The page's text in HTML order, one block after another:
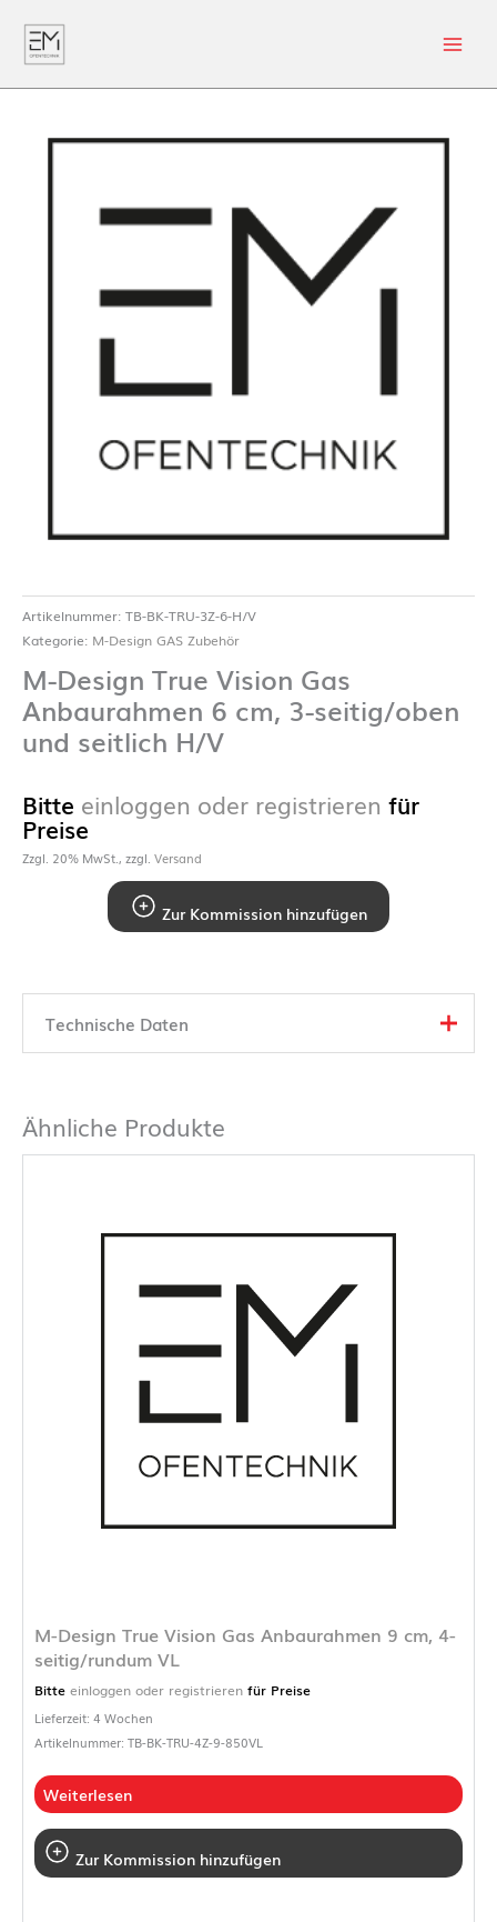
Artikelnummer: TB-BK-TRU-3Z-6-H/V
Kategorie: M-Design GAS Zubehör
M-Design True Vision Gas
Anbaurahmen 6 cm, 3-seitig/oben
und seitlich H/V
Bitte einloggen oder registrieren für
Preise
Zzgl. 20% MwSt., zzgl. Versand
Zur Kommission hinzufügen
Technische Daten
Ähnliche Produkte
M-Design True Vision Gas Anbaurahmen 9 cm, 4-
seitig/rundum VL
Bitte einloggen oder registrieren für Preise
Lieferzeit: 4 Wochen
Artikelnummer: TB-BK-TRU-4Z-9-850VL
Weiterlesen
Zur Kommission hinzufügen